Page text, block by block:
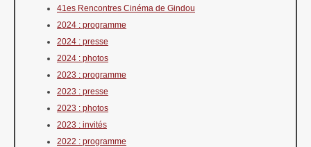
41es Rencontres Cinéma de Gindou
2024 : programme
2024 : presse
2024 : photos
2023 : programme
2023 : presse
2023 : photos
2023 : invités
2022 : programme